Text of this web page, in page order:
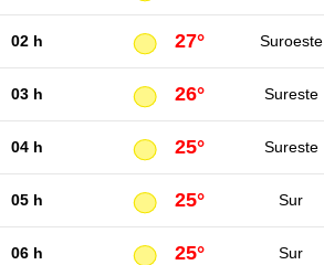
02 h 27° Suroeste
03 h 26° Sureste
04 h 25° Sureste
05 h 25° Sur
06 h 25° Sur